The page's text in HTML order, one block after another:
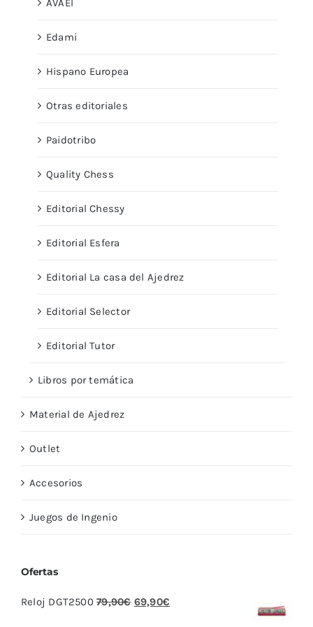
Edami
Hispano Europea
Otras editoriales
Paidotribo
Quality Chess
Editorial Chessy
Editorial Esfera
Editorial La casa del Ajedrez
Editorial Selector
Editorial Tutor
Libros por temática
Material de Ajedrez
Outlet
Accesorios
Juegos de Ingenio
Ofertas
Reloj DGT2500 79,90€ El
69,90€